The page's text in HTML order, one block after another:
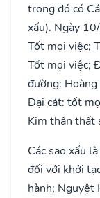
trong đó có
xấu). Ngày
Tốt mọi việc;
Tốt mọi việc;
đường:
Đại cát: tốt
Kim thần thất
Các sao xấu
đối với khởi
hành; Nguyệt